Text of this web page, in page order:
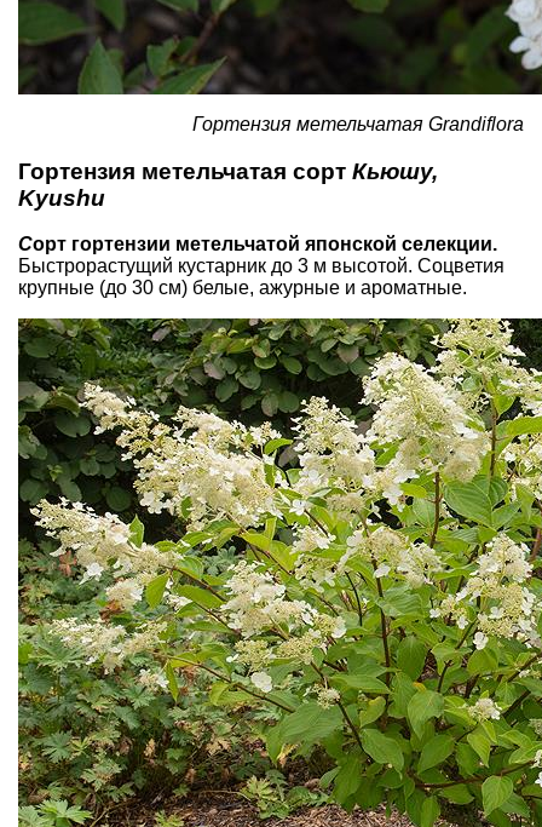
Гортензия метельчатая Grandiflora
Гортензия метельчатая сорт Кьюшу,
Kyushu
Сорт гортензии метельчатой японской селекции.
Быстрорастущий кустарник до 3 м высотой. Соцветия
крупные (до 30 см) белые, ажурные и ароматные.